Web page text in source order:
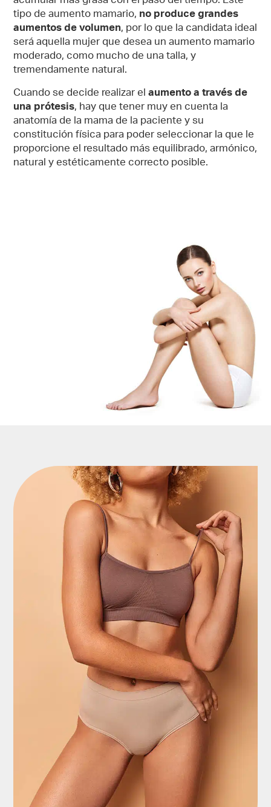
tipo de aumento mamario, no produce grandes
aumentos de volumen, por lo que la candidata ideal
será aquella mujer que desea un aumento mamario
moderado, como mucho de una talla, y
tremendamente natural.
Cuando se decide realizar elaumento a través de
una prótesis, hay que tener muy en cuenta la
anatomía de la mama de la paciente y su
constitución física para poder seleccionar la que le
proporcione el resultado más equilibrado, armónico,
natural y estéticamente correcto posible.